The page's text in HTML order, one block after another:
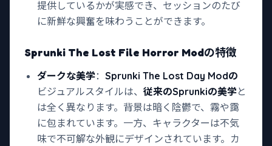
提供しているかが実感でき、セッションのたび
に新鮮な興奮を味わうことができます。
Sprunki The Lost File Horror Modの特徴
ダークな美学： Sprunki The Lost Day Modの
ビジュアルスタイルは、 従来のSprunkiの美学と
は全く異なります。背景は暗く陰鬱で、霧や靄
に包まれています。一方、キャラクターは不気
味で不可解な外観にデザインされています。カ